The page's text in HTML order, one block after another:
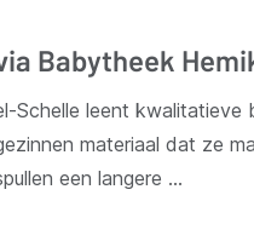
Babytheek
Schelle leent kwalitatieve
materiaal dat ze
een langere …